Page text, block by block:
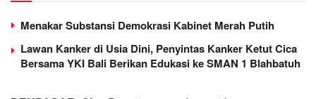
Menakar Substansi Demokrasi Kabinet Merah Putih
Lawan Kanker di Usia Dini, Penyintas Kanker Ketut Cica
Bersama YKI Bali Berikan Edukasi ke SMAN 1 Blahbatuh